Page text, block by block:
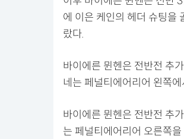
에 이은 케인의 헤더 슈팅을
랐다.
바이에른 뮌헨은 전반전 추
네는 페널티에어리어 왼쪽
바이에른 뮌헨은 전반전 추
는 페널티에어리어 오른쪽